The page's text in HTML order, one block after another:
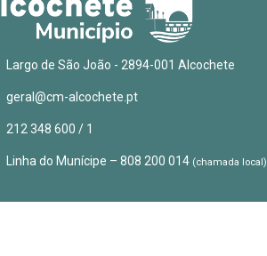
Largo de São João - 2894-001 Alcochete
geral@cm-alcochete.pt
212 348 600 / 1
Linha do Munícipe – 808 200 014 (chamada local)